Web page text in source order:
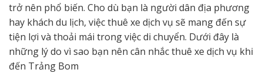
trở nên phổ biến. Cho dù bạn là người dân địa phương
hay khách du lịch, việc thuê xe dịch vụ sẽ mang đến sự
tiện lợi và thoải mái trong việc di chuyển. Dưới đây là
những lý do vì sao bạn nên cân nhắc thuê xe dịch vụ khi
đến Trảng Bom